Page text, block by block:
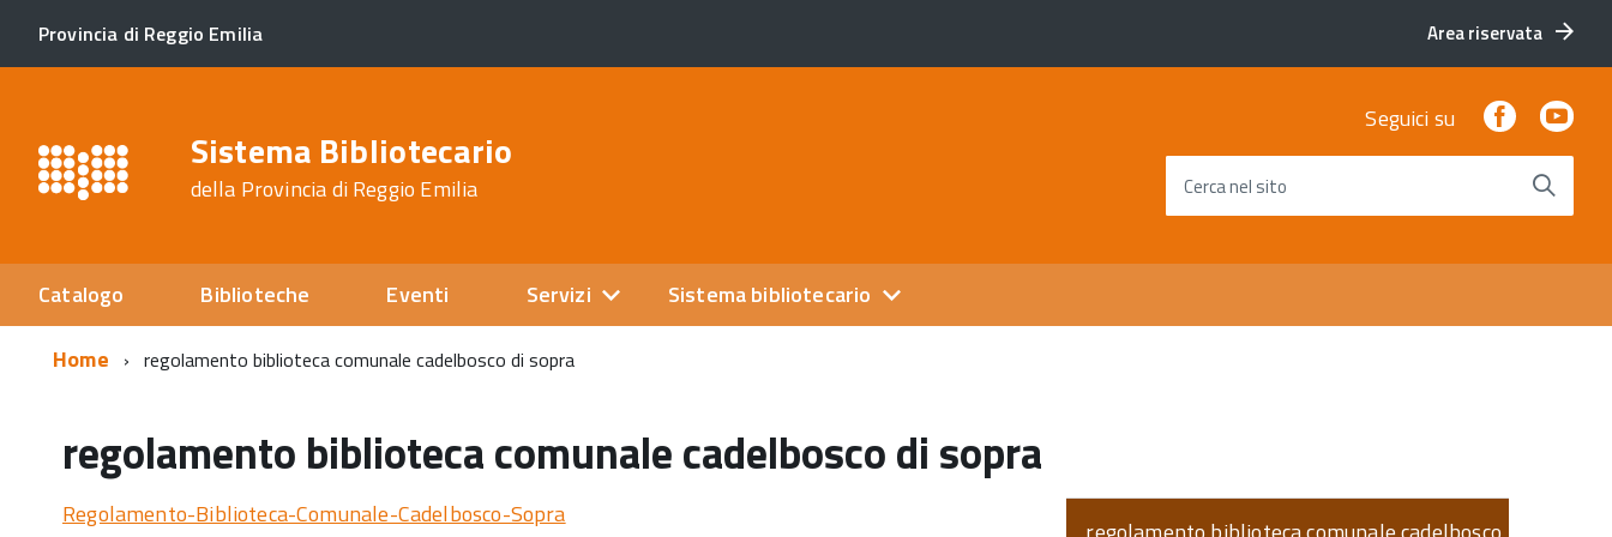
Provincia di Reggio Emilia Area riservata
Sistema Bibliotecario
della Provincia di Reggio Emilia
Seguici su Facebook
Cerca nel sito
Catalogo Biblioteche Eventi Servizi
Sistema bibliotecario
Home
regolamento biblioteca comunale cadelbosco di sopra
regolamento biblioteca comunale cadelbosco di sopra
Regolamento-Biblioteca-Comunale-Cadelbosco-Sopra